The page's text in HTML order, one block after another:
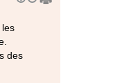
les
des